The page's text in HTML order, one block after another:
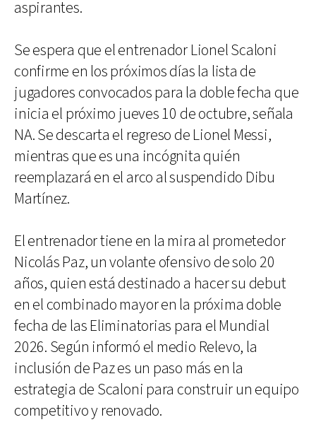
aspirantes.
Se espera que el entrenador Lionel Scaloni
confirme en los próximos días la lista de
jugadores convocados para la doble fecha que
inicia el próximo jueves 10 de octubre, señala
NA. Se descarta el regreso de Lionel Messi,
mientras que es una incógnita quién
reemplazará en el arco al suspendido Dibu
Martínez.
El entrenador tiene en la mira al prometedor
Nicolás Paz, un volante ofensivo de solo 20
años, quien está destinado a hacer su debut
en el combinado mayor en la próxima doble
fecha de las Eliminatorias para el Mundial
2026. Según informó el medio Relevo, la
inclusión de Paz es un paso más en la
estrategia de Scaloni para construir un equipo
competitivo y renovado.